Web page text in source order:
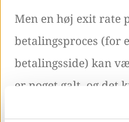
Men en høj exit rate
betalingsproces (for
betalingsside) kan
er noget galt, og